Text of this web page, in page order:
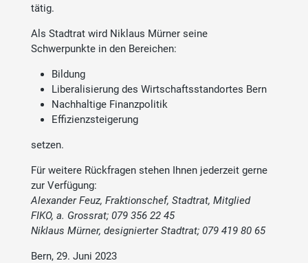
tätig.
Als Stadtrat wird Niklaus Mürner seine
Schwerpunkte in den Bereichen:
Bildung
Liberalisierung des Wirtschaftsstandortes Bern
Nachhaltige Finanzpolitik
Effizienzsteigerung
setzen.
Für weitere Rückfragen stehen Ihnen jederzeit gerne
zur Verfügung:
Alexander Feuz, Fraktionschef, Stadtrat, Mitglied
FIKO, a. Grossrat; 079 356 22 45
Niklaus Mürner, designierter Stadtrat; 079 419 80 65
Bern, 29. Juni 2023